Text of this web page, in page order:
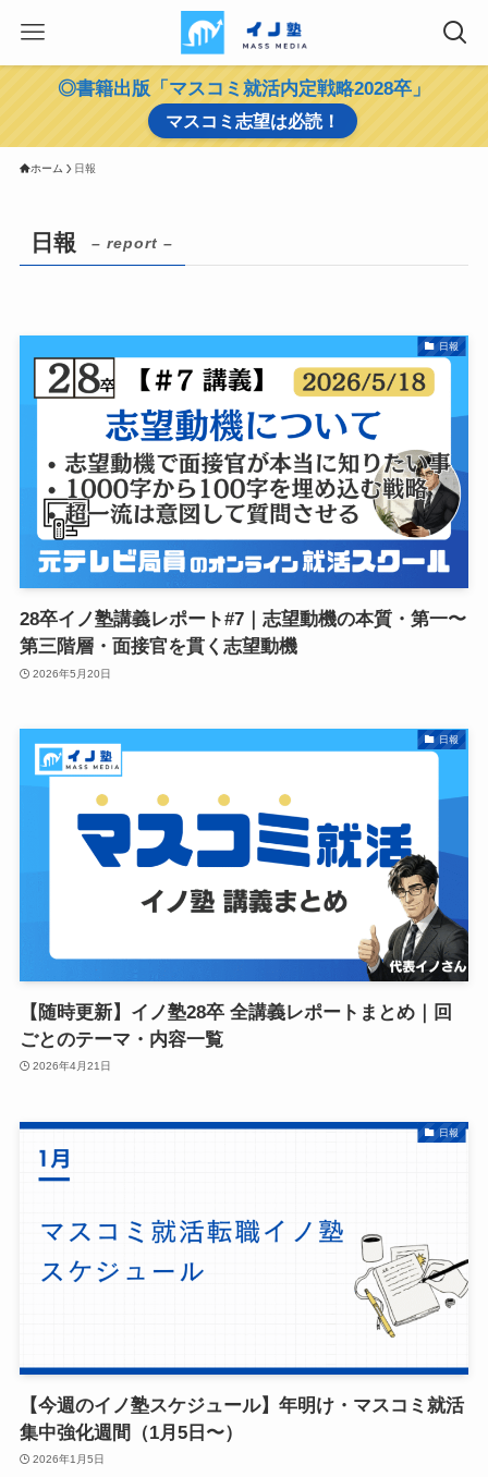
◎書籍出版「マスコミ就活内定戦略2028卒」
マスコミ志望は必読！
ホーム 日報
日報 – report –
日報
28卒イノ塾講義レポート#7｜志望動機の本質・第一〜
第三階層・面接官を貫く志望動機
2026年5月20日
日報
【随時更新】イノ塾28卒 全講義レポートまとめ｜回
ごとのテーマ・内容一覧
2026年4月21日
日報
【今週のイノ塾スケジュール】年明け・マスコミ就活
集中強化週間（1月5日〜）
2026年1月5日